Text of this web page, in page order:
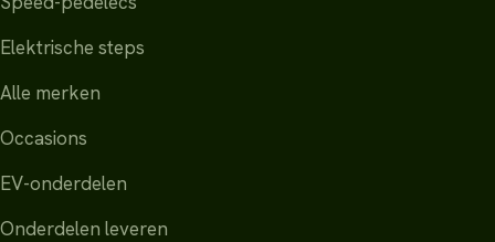
Elektrische steps
Alle merken
Occasions
EV-onderdelen
Onderdelen leveren